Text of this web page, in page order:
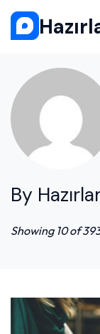
Skip
By
Showing 10 of